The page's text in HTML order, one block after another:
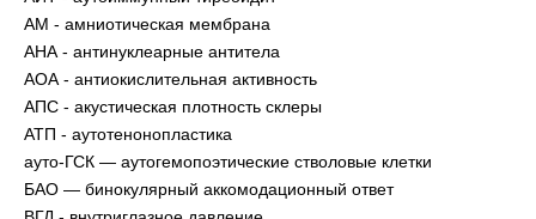
AM - амниотическая мембрана
АНА - антинуклеарные антитела
АОА - антиокислительная активность
АПС - акустическая плотность склеры
АТП - аутотенонопластика
ауто-ГСК — аутогемопоэтические стволовые клетки
БАО — бинокулярный аккомодационный ответ